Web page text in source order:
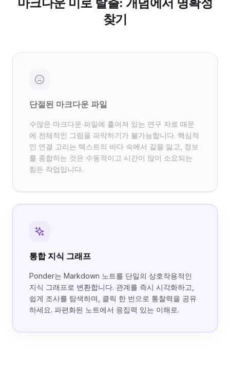
찾기
단절된 마크다운 파일
수많은 마크다운 파일에 흩어져 있는 연구 자료 때문
에 전체적인 그림을 파악하기가 불가능합니다. 핵심적
인 연결 고리는 텍스트의 바다 속에서 길을 잃고, 정보
를 종합하는 것은 수동적이고 시간이 많이 소요되는
힘든 작업입니다.
통합 지식 그래프
Ponder는 Markdown 노트를 단일의 상호작용적인
지식 그래프로 변환합니다. 관계를 즉시 시각화하고,
쉽게 조사를 탐색하며, 클릭 한 번으로 통찰력을 공유
하세요. 파편화된 노트에서 응집력 있는 이해로.